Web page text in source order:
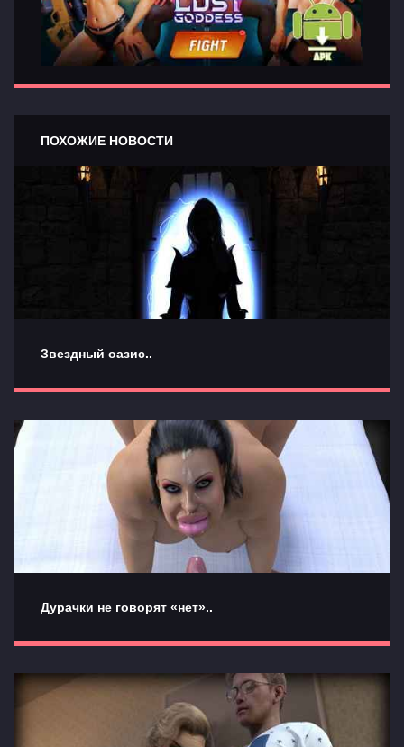
ПОХОЖИЕ НОВОСТИ
Звездный оазис..
Дурачки не говорят «нет»..